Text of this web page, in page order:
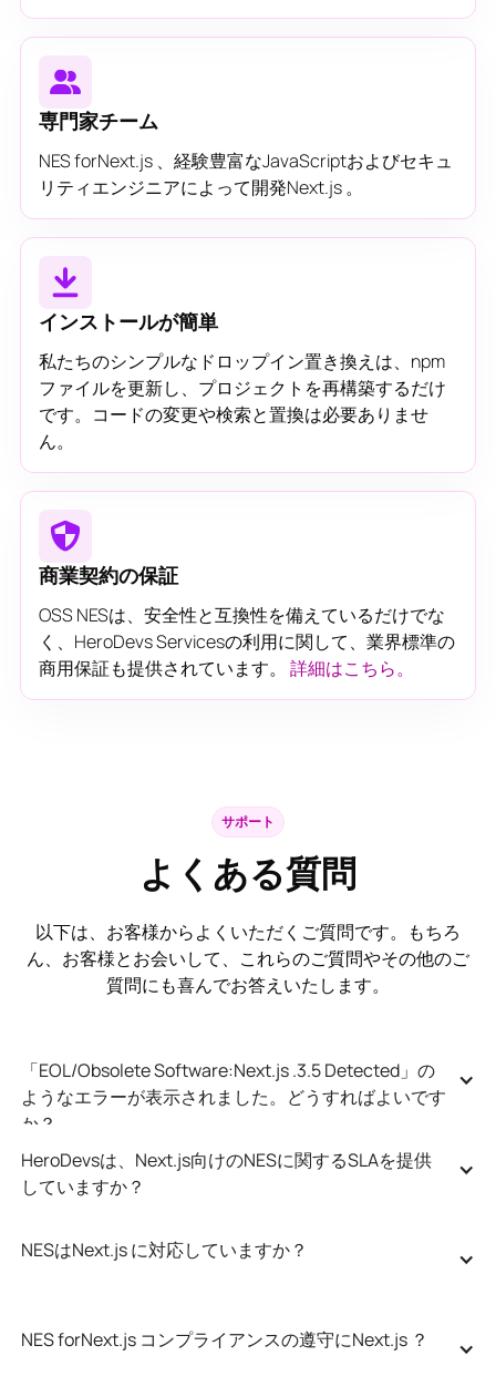
専門家チーム
NES forNext.js 、経験豊富なJavaScriptおよびセキュ
リティエンジニアによって開発Next.js 。
インストールが簡単
私たちのシンプルなドロップイン置き換えは、npm
ファイルを更新し、プロジェクトを再構築するだけ
です。コードの変更や検索と置換は必要ありませ
ん。
商業契約の保証
OSS NESは、安全性と互換性を備えているだけでな
く、HeroDevs Servicesの利用に関して、業界標準の
商用保証も提供されています。 詳細はこちら。
サポート
よくある質問
以下は、お客様からよくいただくご質問です。もちろ
ん、お客様とお会いして、これらのご質問やその他のご
質問にも喜んでお答えいたします。
「EOL/Obsolete Software:Next.js .3.5 Detected」の
ようなエラーが表示されました。どうすればよいです
か？
HeroDevsは、Next.js向けのNESに関するSLAを提供
していますか？
NESはNext.js に対応していますか？
NES forNext.js コンプライアンスの遵守にNext.js ？